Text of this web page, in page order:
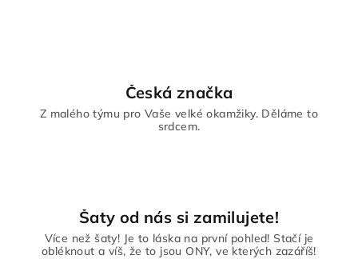
Česká značka
Z malého týmu pro Vaše velké okamžiky. Děláme to
srdcem.
Šaty od nás si zamilujete!
Více než šaty! Je to láska na první pohled! Stačí je
obléknout a víš, že to jsou ONY, ve kterých zazáříš!